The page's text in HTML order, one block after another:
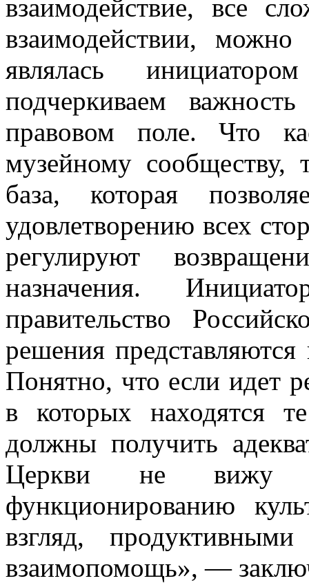
взаимодействие, все
взаимодействии,
являлась
подчеркиваем
правовом поле. Что
музейному сообществу,
база, которая
удовлетворению всех
регулируют
назначения.
правительство
решения
Понятно, что если идет
в которых находятся
должны получить
Церкви не вижу
функционированию
взгляд,
взаимопомощь», —